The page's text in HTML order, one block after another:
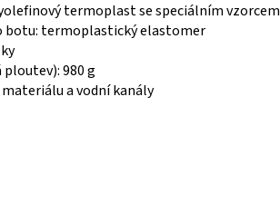
termoplast se speciálním vzorcem
termoplastický elastomer
980 g
a vodní kanály